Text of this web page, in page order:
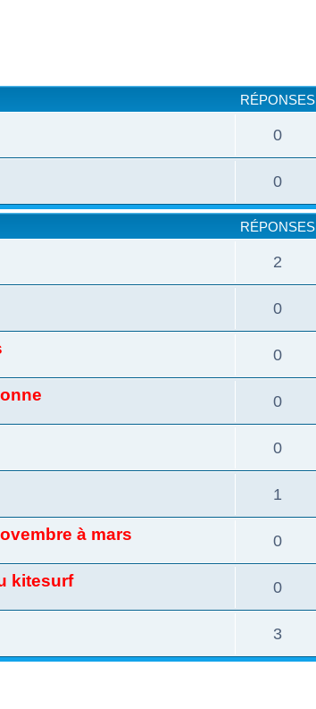
RÉPONSES
0
0
RÉPONSES
2
0
0
0
0
1
à mars 0
kitesurf 0
3